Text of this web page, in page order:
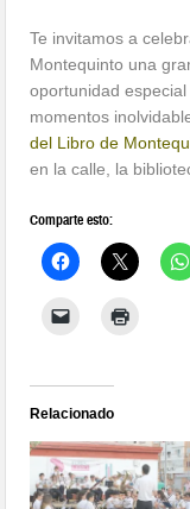
Te invitamos a
Montequinto una
oportunidad
momentos
del Libro de
en la calle, la
Comparte esto:
Relacionado